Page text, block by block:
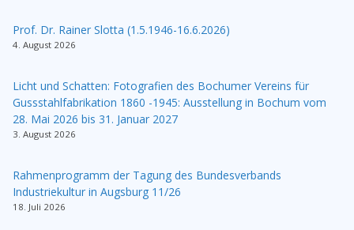
Prof. Dr. Rainer Slotta (1.5.1946-16.6.2026)
4. August 2026
Licht und Schatten: Fotografien des Bochumer Vereins für
Gussstahlfabrikation 1860 -1945: Ausstellung in Bochum vom
28. Mai 2026 bis 31. Januar 2027
3. August 2026
Rahmenprogramm der Tagung des Bundesverbands
Industriekultur in Augsburg 11/26
18. Juli 2026